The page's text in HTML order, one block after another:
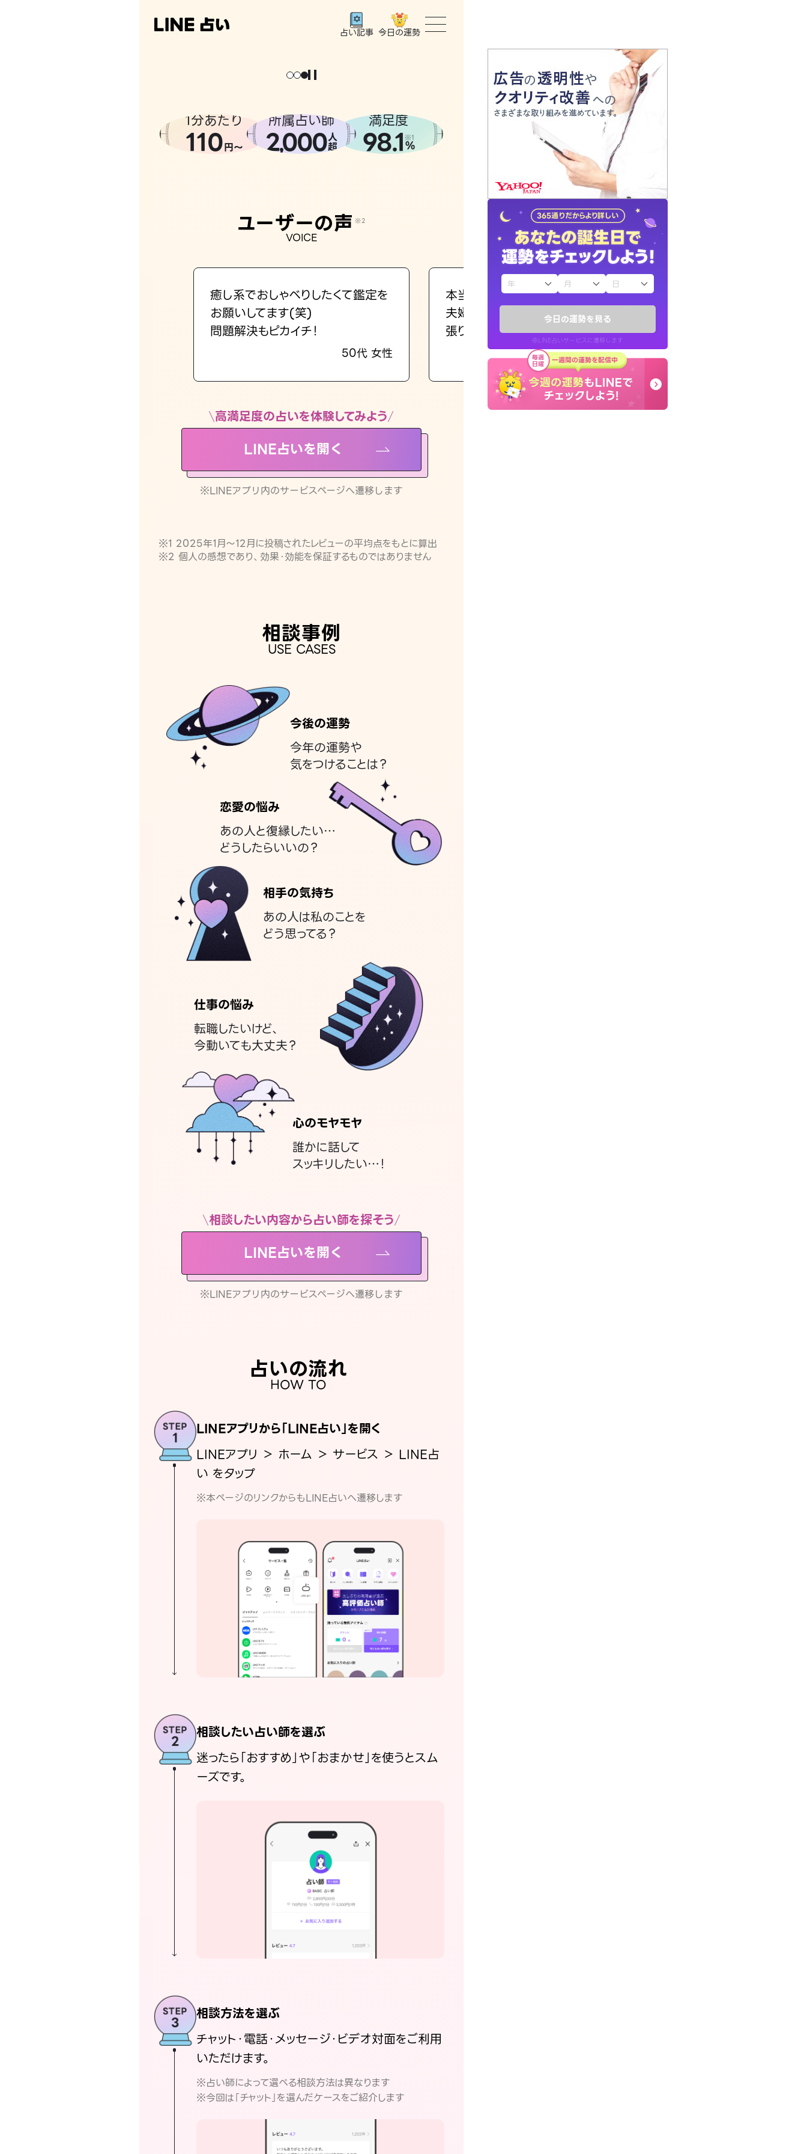
今日の運勢を見る
※LINE占いサービスに遷移します
占い記事 今日の運勢
トップ
ユーザーの声
占いの流れ
おすすめの占い師
よくある質問
えもじの子（占）12星座占い
お知らせ
1分あたり
110円〜
所属占い師
2,000人
超
満足度
98.1 ※1
%
ユーザーの声 ※2
VOICE
癒し系でおしゃべりしたくて鑑定を
お願いしてます(笑)
問題解決もピカイチ！
50代 女性
本当に相談してよかったです。今は
夫婦で乗り越える時期ですね。頑
張ります！
30代 女性
高満足度の占いを体験してみよう
LINE占いを開く
※LINEアプリ内のサービスページへ遷移します
※1 2025年1月〜12月に投稿されたレビューの平均点をもとに算出
※2 個人の感想であり、効果・効能を保証するものではありません
相談事例
USE CASES
今後の運勢
今年の運勢や
気をつけることは？
恋愛の悩み
あの人と復縁したい…
どうしたらいいの？
相手の気持ち
あの人は私のことを
どう思ってる？
仕事の悩み
転職したいけど、
今動いても大丈夫？
心のモヤモヤ
誰かに話して
スッキリしたい…！
相談したい内容から占い師を探そう
LINE占いを開く
※LINEアプリ内のサービスページへ遷移します
占いの流れ
HOW TO
LINEアプリから「LINE占い」を開く
LINEアプリ ＞ ホーム ＞ サービス ＞ LINE占
い をタップ
※本ページのリンクからもLINE占いへ遷移します
相談したい占い師を選ぶ
迷ったら「おすすめ」や「おまかせ」を使うとスム
ーズです。
相談方法を選ぶ
チャット・電話・メッセージ・ビデオ対面をご利用
いただけます。
※占い師によって選べる相談方法は異なります
※今回は「チャット」を選んだケースをご紹介します